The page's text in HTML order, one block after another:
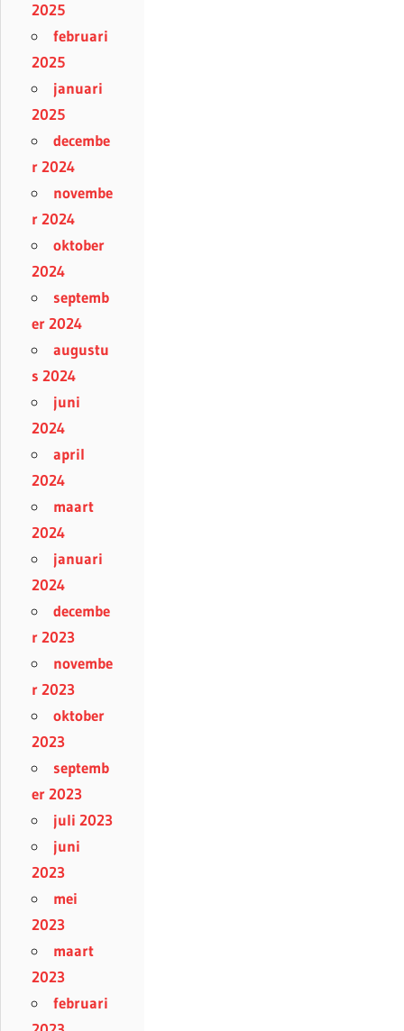
2025
februari
2025
januari
2025
decembe
r 2024
novembe
r 2024
oktober
2024
septemb
er 2024
augustu
s 2024
juni
2024
april
2024
maart
2024
januari
2024
decembe
r 2023
novembe
r 2023
oktober
2023
septemb
er 2023
juli 2023
juni
2023
mei
2023
maart
2023
februari